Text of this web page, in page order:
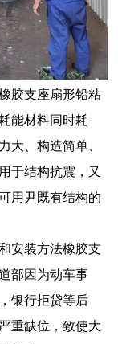
胶支座扇形铅粘
能材料同时耗
大、构造简单、
于结构抗震，又
用尹既有结构的
安装方法橡胶支
部因为动车事
银行拒贷等后
重缺位，致使大